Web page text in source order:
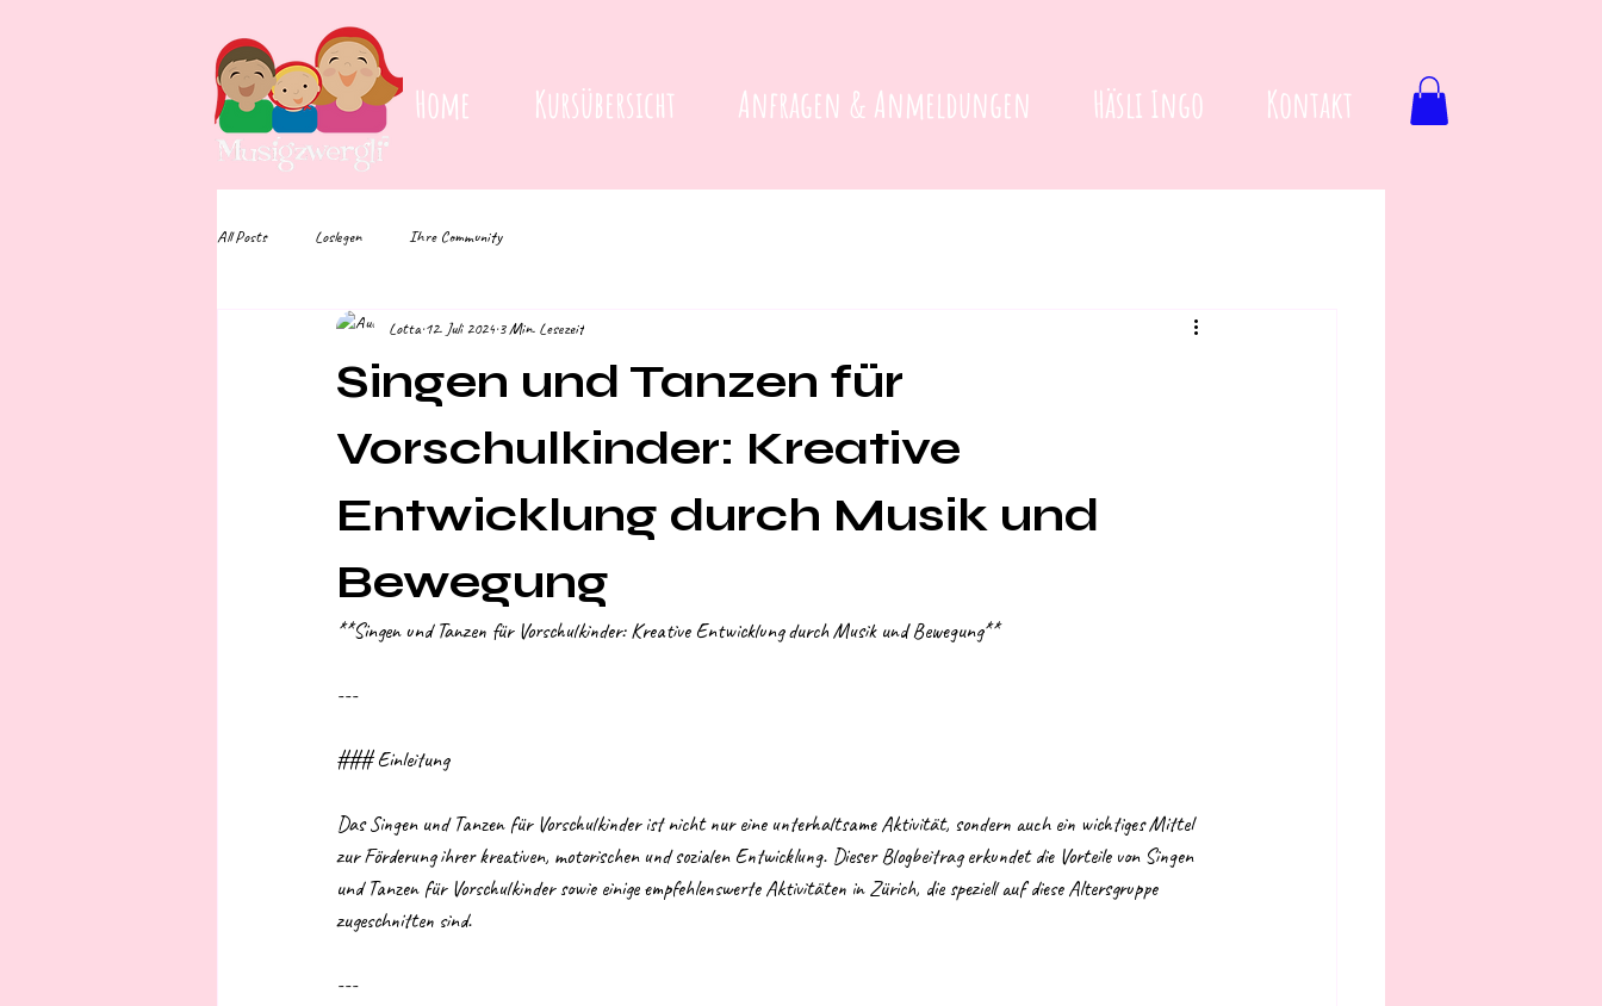
Home Kursübersicht Anfragen & Anmeldungen Häsli Ingo Kontakt
All Posts Loslegen Ihre Community
Singen und Tanzen für
Vorschulkinder: Kreative
Entwicklung durch Musik und
Bewegung
Lotta12. Juli 20243 Min. Lesezeit
**Singen und Tanzen für Vorschulkinder: Kreative Entwicklung durch Musik und Bewegung**
---
### Einleitung
Das Singen und Tanzen für Vorschulkinder ist nicht nur eine unterhaltsame Aktivität, sondern auch ein wichtiges Mittel
zur Förderung ihrer kreativen, motorischen und sozialen Entwicklung. Dieser Blogbeitrag erkundet die Vorteile von Singen
und Tanzen für Vorschulkinder sowie einige empfehlenswerte Aktivitäten in Zürich, die speziell auf diese Altersgruppe
zugeschnitten sind.
---